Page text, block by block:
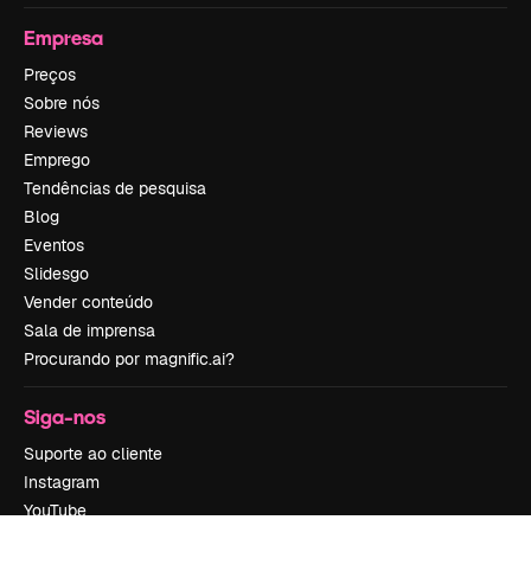
Empresa
Preços
Sobre nós
Reviews
Emprego
Tendências de pesquisa
Blog
Eventos
Slidesgo
Vender conteúdo
Sala de imprensa
Procurando por magnific.ai?
Siga-nos
Suporte ao cliente
Instagram
YouTube